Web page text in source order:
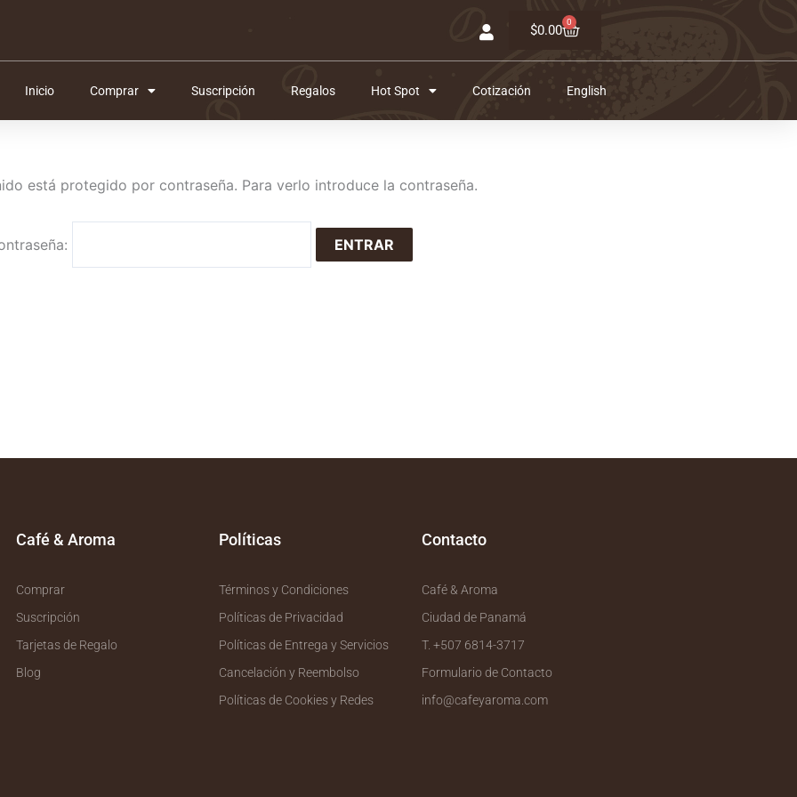
$0.00 0
Carrito
Inicio Comprar Suscripción Regalos Hot Spot Cotización English
está protegido por contraseña. Para verlo introduce la contraseña.
Café & Aroma
Comprar
Suscripción
Tarjetas de Regalo
Blog
Políticas
Términos y Condiciones
Políticas de Privacidad
Políticas de Entrega y Servicios
Cancelación y Reembolso
Políticas de Cookies y Redes
Contacto
Café & Aroma
Ciudad de Panamá
T. +507 6814-3717
Formulario de Contacto
info@cafeyaroma.com